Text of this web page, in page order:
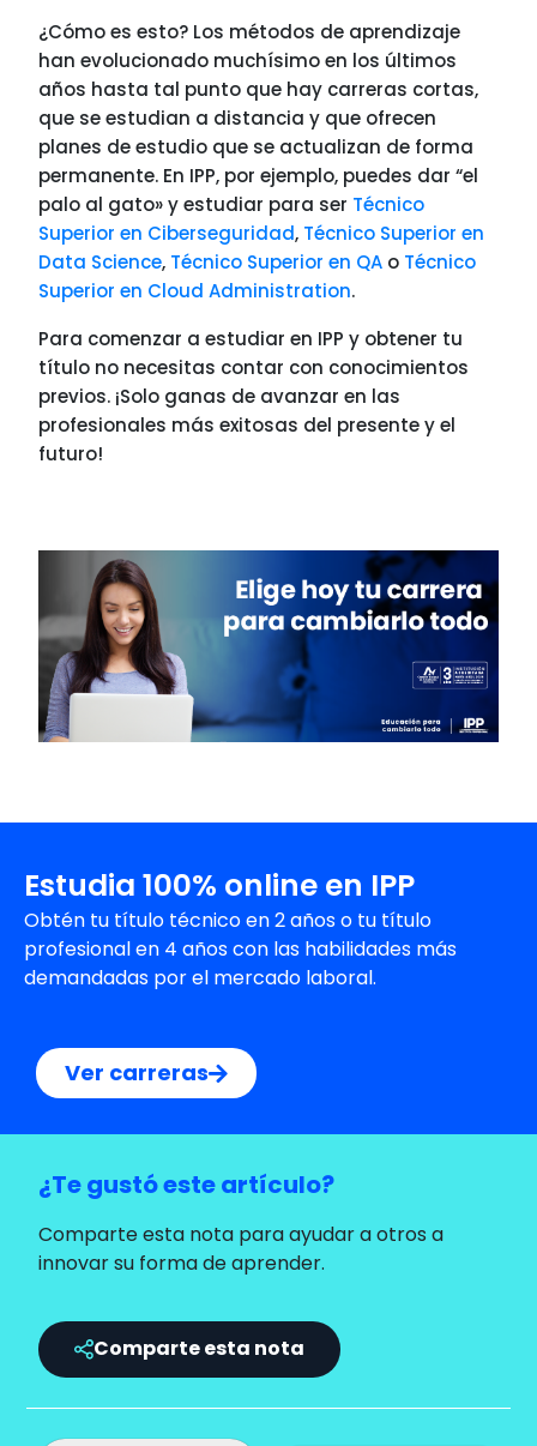
¿Cómo es esto? Los métodos de aprendizaje
han evolucionado muchísimo en los últimos
años hasta tal punto que hay carreras cortas,
que se estudian a distancia y que ofrecen
planes de estudio que se actualizan de forma
permanente. En IPP, por ejemplo, puedes dar “el
palo al gato» y estudiar para ser Técnico
Superior en Ciberseguridad, Técnico Superior en
Data Science, Técnico Superior en QA o Técnico
Superior en Cloud Administration.
Para comenzar a estudiar en IPP y obtener tu
título no necesitas contar con conocimientos
previos. ¡Solo ganas de avanzar en las
profesionales más exitosas del presente y el
futuro!
Estudia 100% online en IPP
Obtén tu título técnico en 2 años o tu título
profesional en 4 años con las habilidades más
demandadas por el mercado laboral.
Ver carreras
¿Te gustó este artículo?
Comparte esta nota para ayudar a otros a
innovar su forma de aprender.
Comparte esta nota